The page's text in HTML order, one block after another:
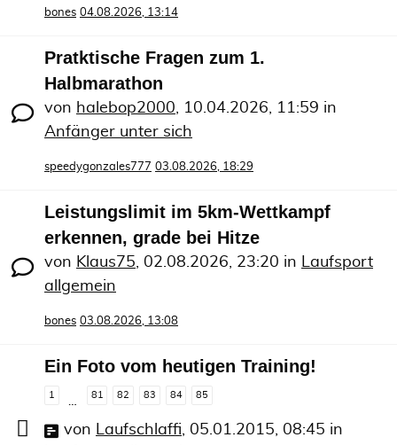
bones 04.08.2026, 13:14
Pratktische Fragen zum 1.
Halbmarathon
von halebop2000 10.04.2026, 11:59 in
Anfänger unter sich
speedygonzales777 03.08.2026, 18:29
Leistungslimit im 5km-Wettkampf
erkennen, grade bei Hitze
von Klaus75 02.08.2026, 23:20 in
Laufsport
allgemein
bones 03.08.2026, 13:08
Ein Foto vom heutigen Training!
1
…
81 82 83 84 85
von Laufschlaffi, 05.01.2015, 08:45 in